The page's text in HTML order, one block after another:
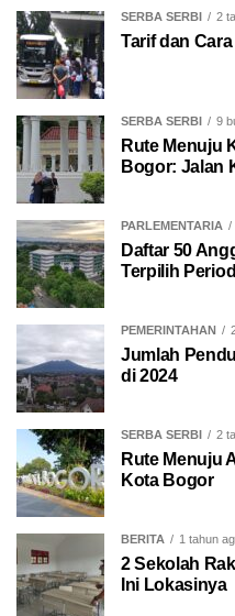
SERBA SERBI 2
Tarif dan
SERBA SERBI 9
Rute Menuju
Bogor: Jalan
PARLEMENTARIA
Daftar 50
Terpilih
PEMERINTAHAN
Jumlah
di 2024
SERBA SERBI 2
Rute Menuju
Kota Bogor
BERITA 1 tahun
2 Sekolah
Ini Lokasinya